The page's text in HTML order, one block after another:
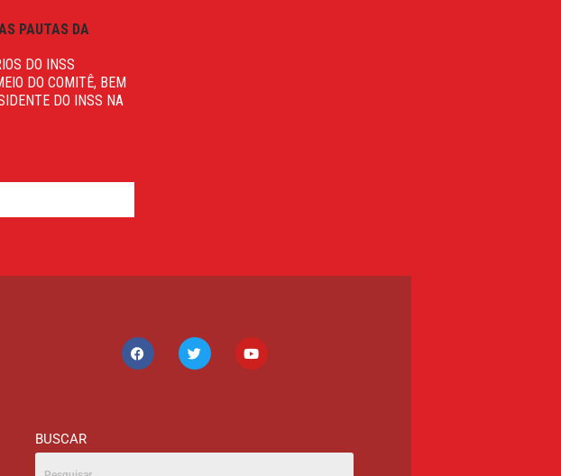
PAUTAS DA
DO INSS
DO COMITÊ, BEM
DO INSS NA
BUSCAR